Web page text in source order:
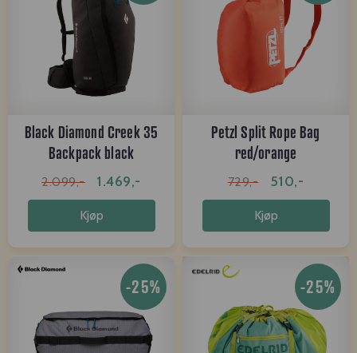
Black Diamond Creek 35
Backpack black
2.099,- 1.469,-
Kjøp
Petzl Split Rope Bag
red/orange
729,- 510,-
Kjøp
-25% -25%